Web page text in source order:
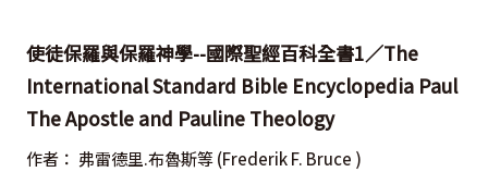
使徒保羅與保羅神學--國際聖經百科全書1／The
International Standard Bible Encyclopedia Paul
The Apostle and Pauline Theology
作者： 弗雷德里.布魯斯等 (Frederik F. Bruce )